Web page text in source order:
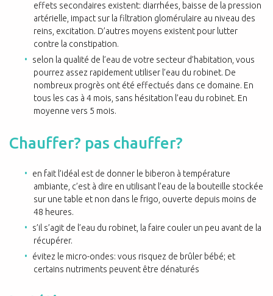
effets secondaires existent: diarrhées, baisse de la pression
artérielle, impact sur la filtration glomérulaire au niveau des
reins, excitation. D’autres moyens existent pour lutter
contre la constipation.
selon la qualité de l’eau de votre secteur d’habitation, vous
pourrez assez rapidement utiliser l’eau du robinet. De
nombreux progrès ont été effectués dans ce domaine. En
tous les cas à 4 mois, sans hésitation l’eau du robinet. En
moyenne vers 5 mois.
Chauffer? pas chauffer?
en fait l’idéal est de donner le biberon à température
ambiante, c’est à dire en utilisant l’eau de la bouteille stockée
sur une table et non dans le frigo, ouverte depuis moins de
48 heures.
s’il s’agit de l’eau du robinet, la faire couler un peu avant de la
récupérer.
évitez le micro-ondes: vous risquez de brûler bébé; et
certains nutriments peuvent être dénaturés